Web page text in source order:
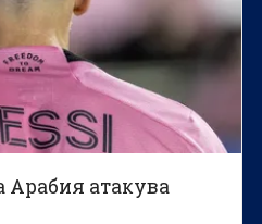
Арабия атакува